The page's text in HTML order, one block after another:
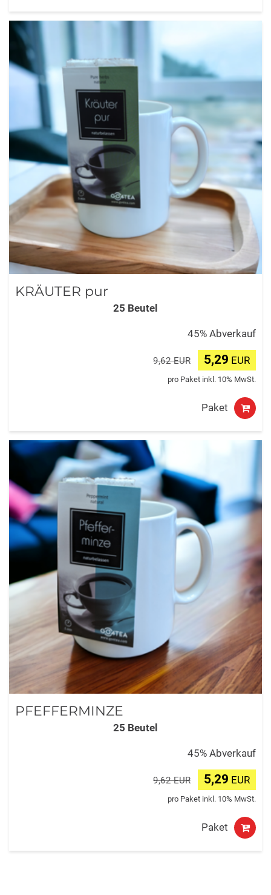
KRÄUTER pur
25 Beutel
45% Abverkauf
9,62 EUR 5,29 EUR
pro Paket inkl. 10% MwSt.
Paket
PFEFFERMINZE
25 Beutel
45% Abverkauf
9,62 EUR 5,29 EUR
pro Paket inkl. 10% MwSt.
Paket